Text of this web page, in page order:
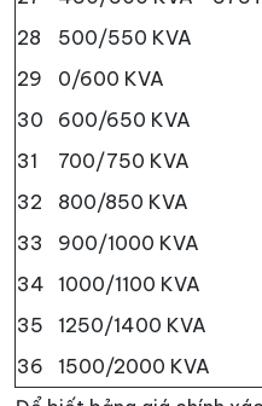
28
500/550 KVA
29
0/600 KVA
30
600/650 KVA
31
700/750 KVA
32
800/850 KVA
33
900/1000 KVA
34 1000/1100 KVA
35
1250/1400 KVA
36
1500/2000 KVA